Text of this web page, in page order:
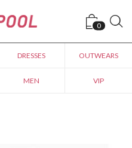
0
DRESSES OUTWEARS
MEN VIP